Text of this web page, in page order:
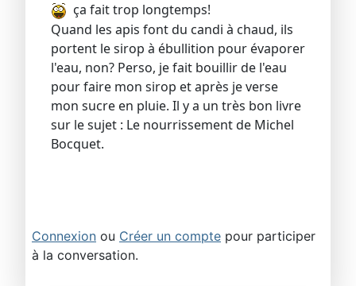
ça fait trop longtemps!
Quand les apis font du candi à chaud, ils
portent le sirop à ébullition pour évaporer
l'eau, non? Perso, je fait bouillir de l'eau
pour faire mon sirop et après je verse
mon sucre en pluie. Il y a un très bon livre
sur le sujet : Le nourrissement de Michel
Bocquet.
Connexion ou Créer un compte pour participer
à la conversation.